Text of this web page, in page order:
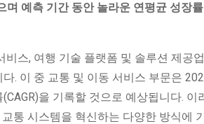
예측 기간 동안 놀라운 연평균 성장
스, 여행 기술 플랫폼 및 솔루션 제공
. 이 중 교통 및 이동 서비스 부문은
을 기록할 것으로 예상됩니다. 이
통 시스템을 혁신하는 다양한 방식에